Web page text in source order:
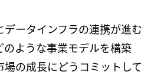
ータインフラの連携が進む
ような事業モデルを構築
場の成長にどうコミットして